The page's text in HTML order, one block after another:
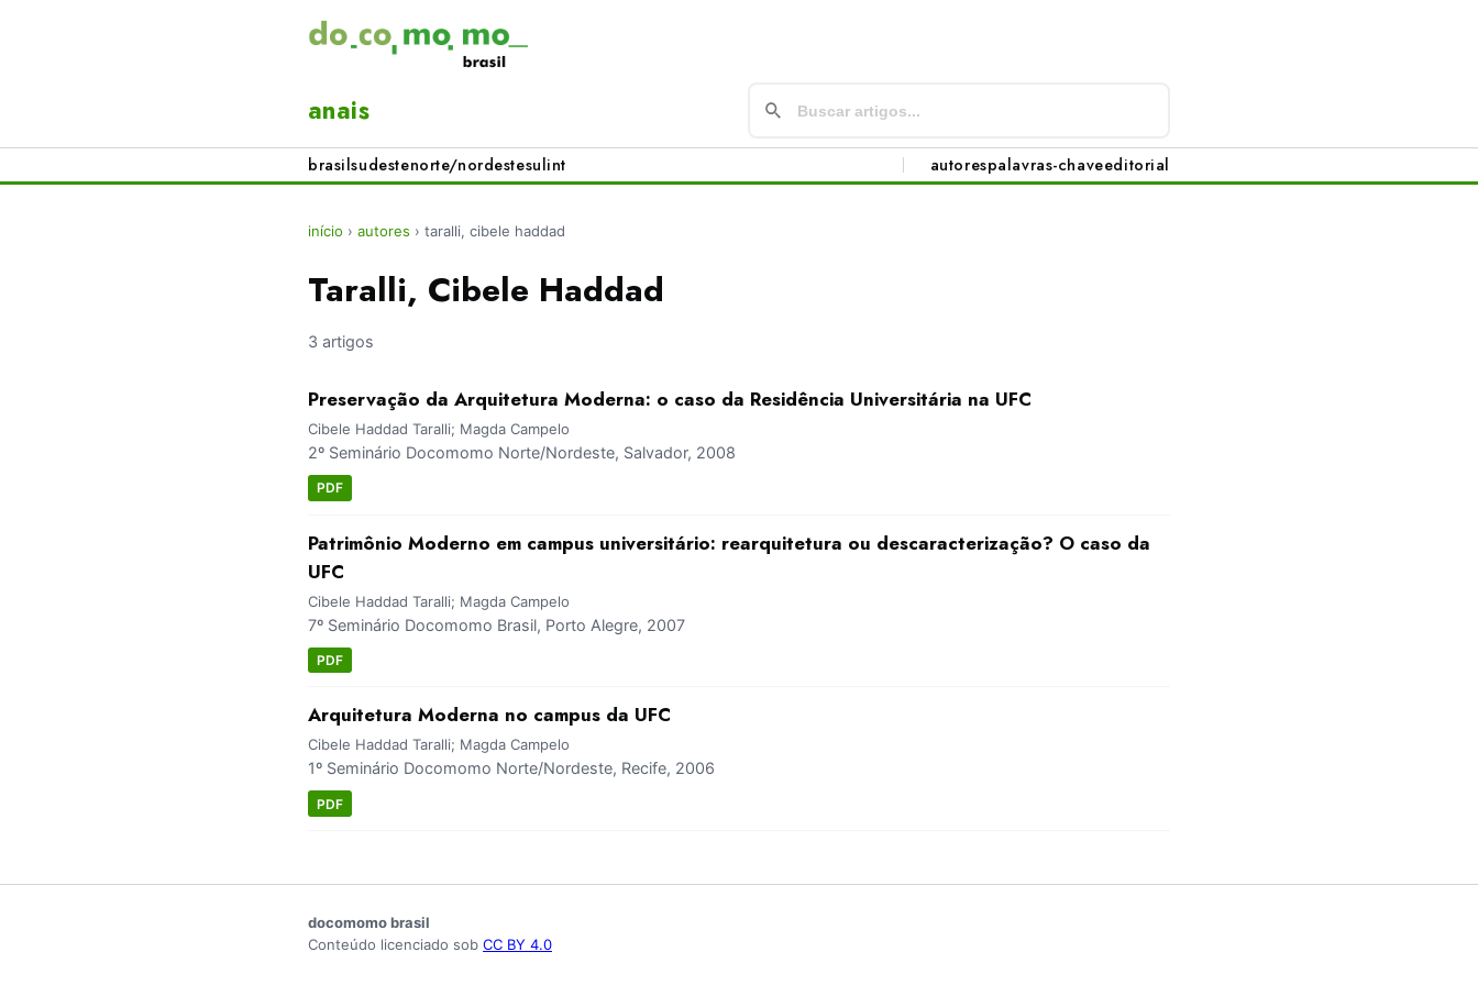
anais
brasilsudestenorte/nordestesulint autorespalavras-chaveeditorial
início › autores › taralli, cibele haddad
Taralli, Cibele Haddad
3 artigos
Preservação da Arquitetura Moderna: o caso da Residência Universitária na UFC
Cibele Haddad Taralli; Magda Campelo
2º Seminário Docomomo Norte/Nordeste, Salvador, 2008
PDF
Patrimônio Moderno em campus universitário: rearquitetura ou descaracterização? O caso da
UFC
Cibele Haddad Taralli; Magda Campelo
7º Seminário Docomomo Brasil, Porto Alegre, 2007
PDF
Arquitetura Moderna no campus da UFC
Cibele Haddad Taralli; Magda Campelo
1º Seminário Docomomo Norte/Nordeste, Recife, 2006
PDF
docomomo brasil
Conteúdo licenciado sob CC BY 4.0